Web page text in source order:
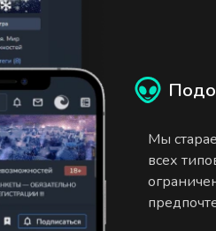
Мы
всех